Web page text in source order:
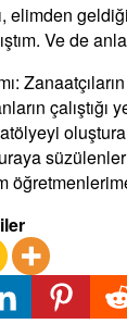
elimden
Ve de
çalıştığı